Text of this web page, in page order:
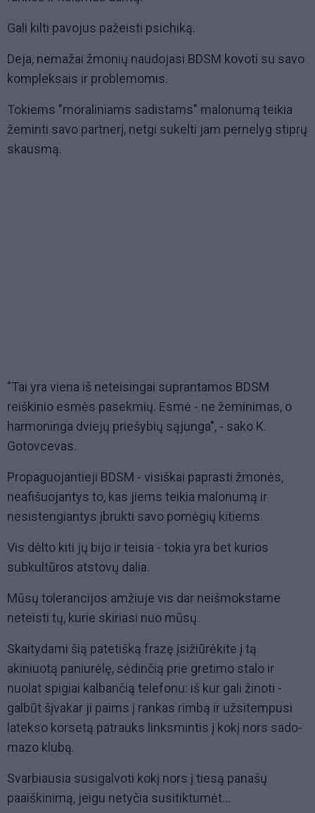
Gali kilti pavojus pažeisti psichiką.
Deja, nemažai žmonių naudojasi BDSM kovoti su savo
kompleksais ir problemomis.
Tokiems "moraliniams sadistams" malonumą teikia
žeminti savo partnerį, netgi sukelti jam pernelyg stiprų
skausmą.
"Tai yra viena iš neteisingai suprantamos BDSM
reiškinio esmės pasekmių. Esmė - ne žeminimas, o
harmoninga dviejų priešybių sąjunga", - sako K.
Gotovcevas.
Propaguojantieji BDSM - visiškai paprasti žmonės,
neafišuojantys to, kas jiems teikia malonumą ir
nesistengiantys įbrukti savo pomėgių kitiems.
Vis dėlto kiti jų bijo ir teisia - tokia yra bet kurios
subkultūros atstovų dalia.
Mūsų tolerancijos amžiuje vis dar neišmokstame
neteisti tų, kurie skiriasi nuo mūsų.
Skaitydami šią patetišką frazę įsižiūrėkite į tą
akiniuotą paniurėlę, sėdinčią prie gretimo stalo ir
nuolat spigiai kalbančią telefonu: iš kur gali žinoti -
galbūt šįvakar ji paims į rankas rimbą ir užsitempusi
latekso korsetą patrauks linksmintis į kokį nors sado-
mazo klubą.
Svarbiausia susigalvoti kokį nors į tiesą panašų
paaiškinimą, jeigu netyčia susitiktumėt...